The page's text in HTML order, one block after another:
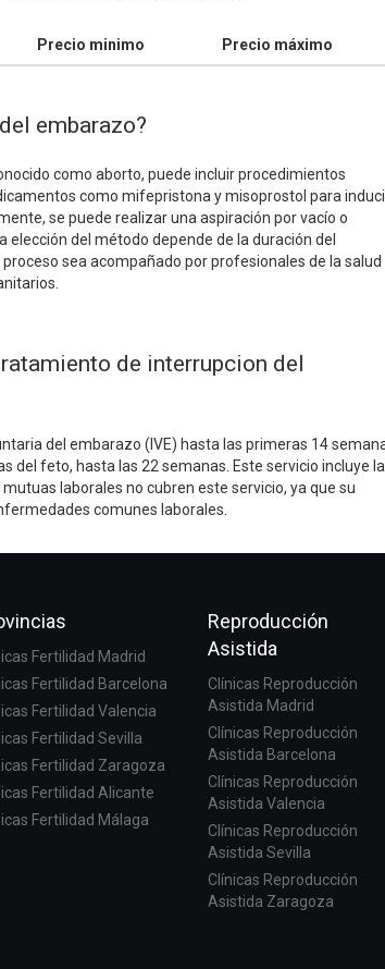
Precio minimo Precio máximo
embarazo?
como aborto, puede incluir procedimientos
como mifepristona y misoprostol para
se puede realizar una aspiración por vacío o
del método depende de la duración del
sea acompañado por profesionales de la salud
de interrupcion del
del embarazo (IVE) hasta las primeras 14
del feto, hasta las 22 semanas. Este servicio incluye la
laborales no cubren este servicio, ya que su
comunes laborales.
Fertilidad Madrid
Fertilidad Barcelona
Fertilidad Valencia
Fertilidad Sevilla
Fertilidad Zaragoza
Fertilidad Alicante
Fertilidad Málaga
Reproducción
Asistida
Clínicas Reproducción
Asistida Madrid
Clínicas Reproducción
Asistida Barcelona
Clínicas Reproducción
Asistida Valencia
Clínicas Reproducción
Asistida Sevilla
Clínicas Reproducción
Asistida Zaragoza